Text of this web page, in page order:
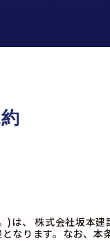
は、 株式会社坂本
なります。なお、